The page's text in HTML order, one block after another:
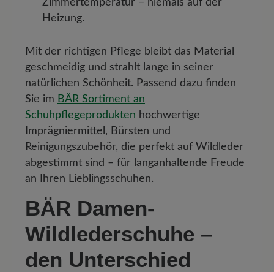
Heizung.
Mit der richtigen Pflege bleibt das Material
geschmeidig und strahlt lange in seiner
natürlichen Schönheit. Passend dazu finden
Sie im BÄR Sortiment an
Schuhpflegeprodukten hochwertige
Imprägniermittel, Bürsten und
Reinigungszubehör, die perfekt auf Wildleder
abgestimmt sind – für langanhaltende Freude
an Ihren Lieblingsschuhen.
BÄR Damen-
Wildlederschuhe –
den Unterschied